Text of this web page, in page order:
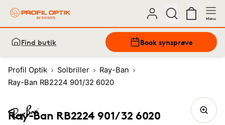
Menu
Find butik Book synsprøve
Profil Optik Solbriller
Ray-Ban
Ray-Ban RB2224 901/32 6020
Ray-Ban RB2224 901/32 6020